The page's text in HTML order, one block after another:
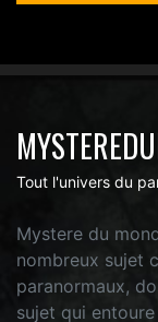
Tout l'univers du
Mystere du
nombreux sujet
paranormaux,
sujet qui